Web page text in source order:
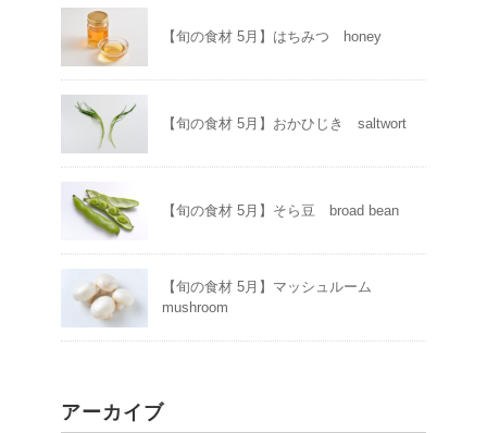
【旬の食材 5月】はちみつ honey
【旬の食材 5月】おかひじき saltwort
【旬の食材 5月】そら豆 broad bean
【旬の食材 5月】マッシュルーム
mushroom
アーカイブ